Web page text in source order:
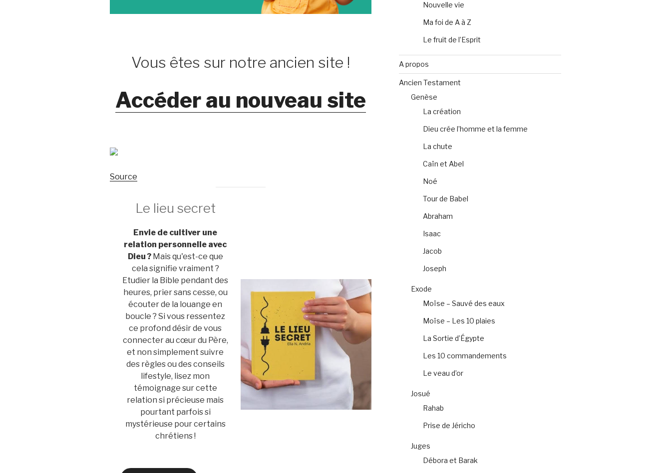
Vous êtes sur notre ancien site !
Accéder au nouveau site
Source
Le lieu secret
Envie de cultiver une
relation personnelle avec
Dieu ? Mais qu'est-ce que
cela signifie vraiment ?
Etudier la Bible pendant des
heures, prier sans cesse, ou
écouter de la louange en
boucle ? Si vous ressentez
ce profond désir de vous
connecter au cœur du Père,
et non simplement suivre
des règles ou des conseils
lifestyle, lisez mon
témoignage sur cette
relation si précieuse mais
pourtant parfois si
mystérieuse pour certains
chrétiens !
Nouvelle vie
Ma foi de A à Z
Le fruit de l’Esprit
A propos
Ancien Testament
Genèse
La création
Dieu crée l’homme et la femme
La chute
Caïn et Abel
Noé
Tour de Babel
Abraham
Isaac
Jacob
Joseph
Exode
Moïse – Sauvé des eaux
Moïse – Les 10 plaies
La Sortie d’Égypte
Les 10 commandements
Le veau d’or
Josué
Rahab
Prise de Jéricho
Juges
Débora et Barak